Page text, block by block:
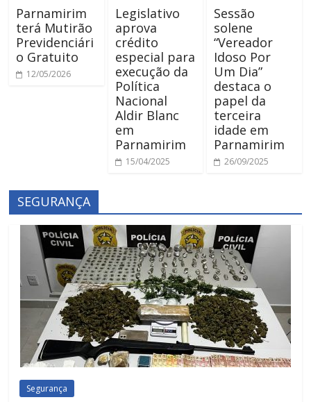
Parnamirim
terá Mutirão
Previdenciári
o Gratuito
12/05/2026
Legislativo
aprova
crédito
especial para
execução da
Política
Nacional
Aldir Blanc
em
Parnamirim
15/04/2025
Sessão
solene
“Vereador
Idoso Por
Um Dia”
destaca o
papel da
terceira
idade em
Parnamirim
26/09/2025
SEGURANÇA
Segurança